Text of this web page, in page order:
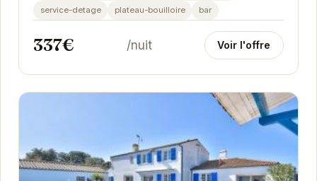
service-detage
plateau-bouilloire bar
337€ /nuit Voir l'offre